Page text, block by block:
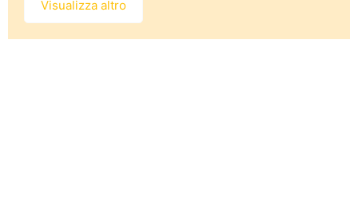
Visualizza altro